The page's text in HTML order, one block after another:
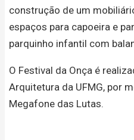
construção de um
espaços para capoeira e
parquinho infantil com
O Festival da Onça é
Arquitetura da UFMG, por
Megafone das Lutas.